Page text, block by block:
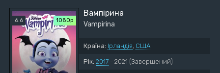
6.6 1080p
Вампірина
Vampirina
Країна: Ірландія, США
Рік: 2017 - 2021 (Завершений)